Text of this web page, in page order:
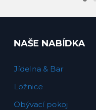
NAŠE NABÍDKA
Jídelna & Bar
Ložnice
Obývací pokoj